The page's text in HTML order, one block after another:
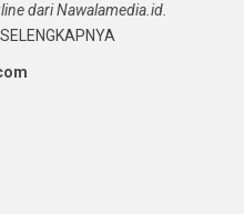
dari Nawalamedia.id.
SELENGKAPNYA